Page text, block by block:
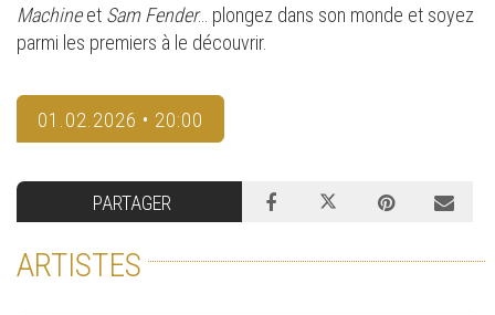
Machineet Sam Fender… plongez dans son monde et soyez
parmi les premiers à le découvrir.
01.02.2026 • 20:00
PARTAGER
ARTISTES